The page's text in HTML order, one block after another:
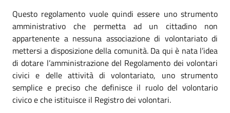
Questo regolamento vuole quindi essere uno strumento
amministrativo che permetta ad un cittadino non
appartenente a nessuna associazione di volontariato di
mettersi a disposizione della comunità. Da qui è nata l’idea
di dotare l’amministrazione del Regolamento dei volontari
civici e delle attività di volontariato, uno strumento
semplice e preciso che definisce il ruolo del volontario
civico e che istituisce il Registro dei volontari.